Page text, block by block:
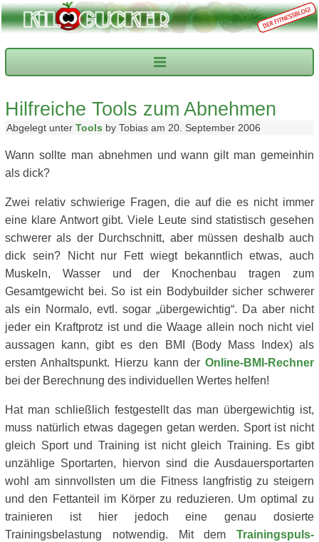
Hilfreiche Tools zum Abnehmen
Abgelegt unter Tools by Tobias am 20. September 2006
Wann sollte man abnehmen und wann gilt man gemeinhin
als dick?
Zwei relativ schwierige Fragen, die auf die es nicht immer
eine klare Antwort gibt. Viele Leute sind statistisch gesehen
schwerer als der Durchschnitt, aber müssen deshalb auch
dick sein? Nicht nur Fett wiegt bekanntlich etwas, auch
Muskeln, Wasser und der Knochenbau tragen zum
Gesamtgewicht bei. So ist ein Bodybuilder sicher schwerer
als ein Normalo, evtl. sogar „übergewichtig“. Da aber nicht
jeder ein Kraftprotz ist und die Waage allein noch nicht viel
aussagen kann, gibt es den BMI (Body Mass Index) als
ersten Anhaltspunkt. Hierzu kann der Online-BMI-Rechner
bei der Berechnung des individuellen Wertes helfen!
Hat man schließlich festgestellt das man übergewichtig ist,
muss natürlich etwas dagegen getan werden. Sport ist nicht
gleich Sport und Training ist nicht gleich Training. Es gibt
unzählige Sportarten, hiervon sind die Ausdauersportarten
wohl am sinnvollsten um die Fitness langfristig zu steigern
und den Fettanteil im Körper zu reduzieren. Um optimal zu
trainieren ist hier jedoch eine genau dosierte
Trainingsbelastung notwendig. Mit dem Trainingspuls-